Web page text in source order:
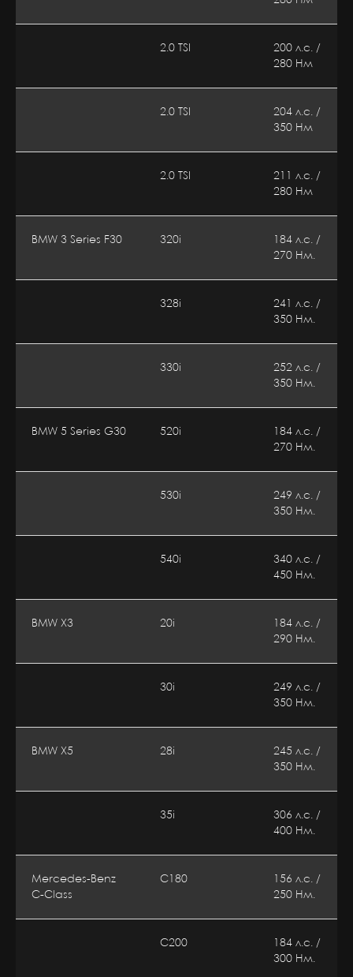
2.0 TSI
200 л.с. /
280 Нм
2.0 TSI
204 л.с. /
350 Нм
2.0 TSI
211 л.с. /
280 Нм
BMW 3 Series F30 320i
184 л.с. /
270 Нм.
328i
241 л.с. /
350 Нм.
330i
252 л.с. /
350 Нм.
BMW 5 Series G30 520i
184 л.с. /
270 Нм.
530i
249 л.с. /
350 Нм.
540i
340 л.с. /
450 Нм.
BMW X3 20i
184 л.с. /
290 Нм.
30i
249 л.с. /
350 Нм.
BMW X5 28i
245 л.с. /
350 Нм.
35i
306 л.с. /
400 Нм.
Mercedes-Benz
C-Class
C180
156 л.с. /
250 Нм.
C200
184 л.с. /
300 Нм.
г Самара, Луцкая улица, д 16 А
Почта:
Режим работы: